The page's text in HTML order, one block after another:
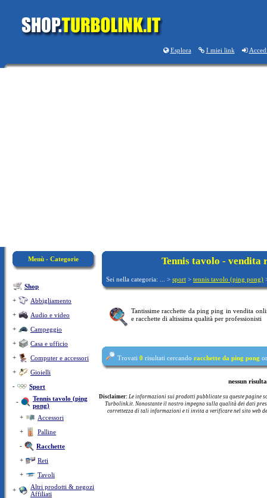
Esplora I miei link
Menù - Categorie
Shop
+
Abbigliamento
+
Audio e video
+
Campeggio
+
Casa e ufficio
+
Computer e accessori
+
Gioielli
-
Sport
-
Tennis tavolo (ping
pong)
+
Accessori
+
Palline
-
Racchette
+
Reti
+
Tavoli
+
Altri prodotti & negozi
Affiliati
Tennis tavolo - vendita
Sei nella categoria: ... > sport > tennis tavolo (ping pong)
Tantissime racchette da ping ping in vendita
e racchette di altissima qualità per professionisti
Trovati 0 risultati cercando racchette da ping pong
nessun
Disclaimer: Le informazioni sui prodotti pubblicate su queste pagine
Turbolink.it. Nonostante il nostro impegno sulla qualità dei dati
correttezza di tali informazioni e ti invita a verificare nel sito web